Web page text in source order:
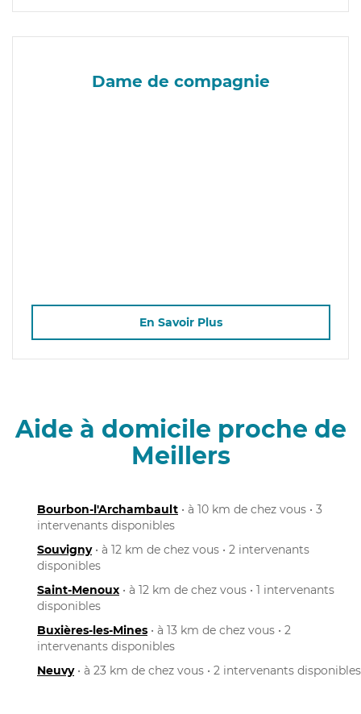
Dame de compagnie
En Savoir Plus
Aide à domicile proche de
Meillers
Bourbon-l'Archambault • à 10 km de chez vous • 3
intervenants disponibles
Souvigny• à 12 km de chez vous • 2 intervenants
disponibles
Saint-Menoux • à 12 km de chez vous • 1 intervenants
disponibles
Buxières-les-Mines • à 13 km de chez vous • 2
intervenants disponibles
Neuvy• à 23 km de chez vous • 2 intervenants disponibles